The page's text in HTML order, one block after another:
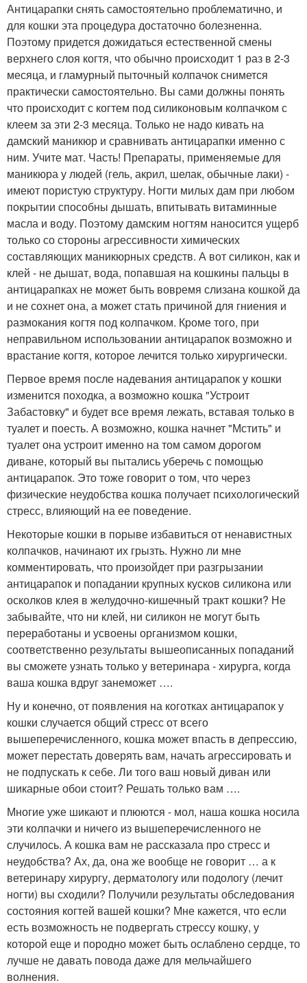
Антицарапки снять самостоятельно проблематично, и
для кошки эта процедура достаточно болезненна.
Поэтому придется дожидаться естественной смены
верхнего слоя когтя, что обычно происходит 1 раз в 2-3
месяца, и гламурный пыточный колпачок снимется
практически самостоятельно. Вы сами должны понять
что происходит с когтем под силиконовым колпачком с
клеем за эти 2-3 месяца. Только не надо кивать на
дамский маникюр и сравнивать антицарапки именно с
ним. Учите мат. Часть! Препараты, применяемые для
маникюра у людей (гель, акрил, шелак, обычные лаки) -
имеют пористую структуру. Ногти милых дам при любом
покрытии способны дышать, впитывать витаминные
масла и воду. Поэтому дамским ногтям наносится ущерб
только со стороны агрессивности химических
составляющих маникюрных средств. А вот силикон, как и
клей - не дышат, вода, попавшая на кошкины пальцы в
антицарапках не может быть вовремя слизана кошкой да
и не сохнет она, а может стать причиной для гниения и
размокания когтя под колпачком. Кроме того, при
неправильном использовании антицарапок возможно и
врастание когтя, которое лечится только хирургически.
Первое время после надевания антицарапок у кошки
изменится походка, а возможно кошка "Устроит
Забастовку" и будет все время лежать, вставая только в
туалет и поесть. А возможно, кошка начнет "Мстить" и
туалет она устроит именно на том самом дорогом
диване, который вы пытались уберечь с помощью
антицарапок. Это тоже говорит о том, что через
физические неудобства кошка получает психологический
стресс, влияющий на ее поведение.
Некоторые кошки в порыве избавиться от ненавистных
колпачков, начинают их грызть. Нужно ли мне
комментировать, что произойдет при разгрызании
антицарапок и попадании крупных кусков силикона или
осколков клея в желудочно-кишечный тракт кошки? Не
забывайте, что ни клей, ни силикон не могут быть
переработаны и усвоены организмом кошки,
соответственно результаты вышеописанных попаданий
вы сможете узнать только у ветеринара - хирурга, когда
ваша кошка вдруг занеможет ….
Ну и конечно, от появления на коготках антицарапок у
кошки случается общий стресс от всего
вышеперечисленного, кошка может впасть в депрессию,
может перестать доверять вам, начать агрессировать и
не подпускать к себе. Ли того ваш новый диван или
шикарные обои стоит? Решать только вам ….
Многие уже шикают и плюются - мол, наша кошка носила
эти колпачки и ничего из вышеперечисленного не
случилось. А кошка вам не рассказала про стресс и
неудобства? Ах, да, она же вообще не говорит … а к
ветеринару хирургу, дерматологу или подологу (лечит
ногти) вы сходили? Получили результаты обследования
состояния когтей вашей кошки? Мне кажется, что если
есть возможность не подвергать стрессу кошку, у
которой еще и породно может быть ослаблено сердце, то
лучше не давать повода даже для мельчайшего
волнения.